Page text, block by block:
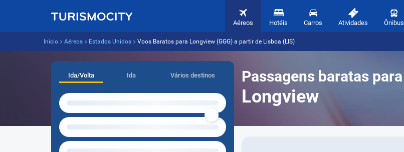
Aéreos Hotéis Carros Atividades Ônibus
Inicio Aéreos Estados Unidos Voos Baratos para Longview (GGG) a partir de Lisboa (LIS)
Passagens baratas para
Longview
Ida/Volta Ida Vários destinos